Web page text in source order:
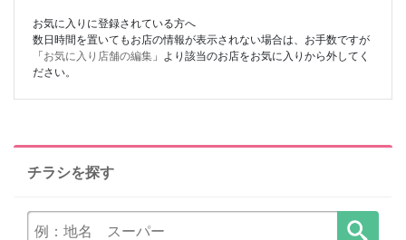
お気に入りに登録されている方へ
数日時間を置いてもお店の情報が表示されない場合は、お手数ですが
「お気に入り店舗の編集 」より該当のお店をお気に入りから外してく
ださい。
チラシを探す